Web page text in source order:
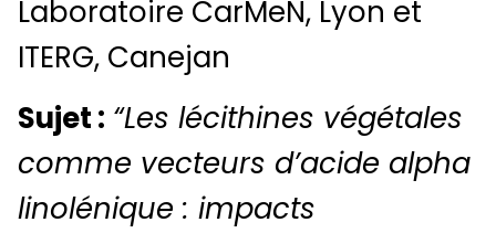
Laboratoire CarMeN, Lyon et
ITERG, Canejan
Sujet : “Les lécithines végétales
comme vecteurs d’acide alpha
linolénique : impacts